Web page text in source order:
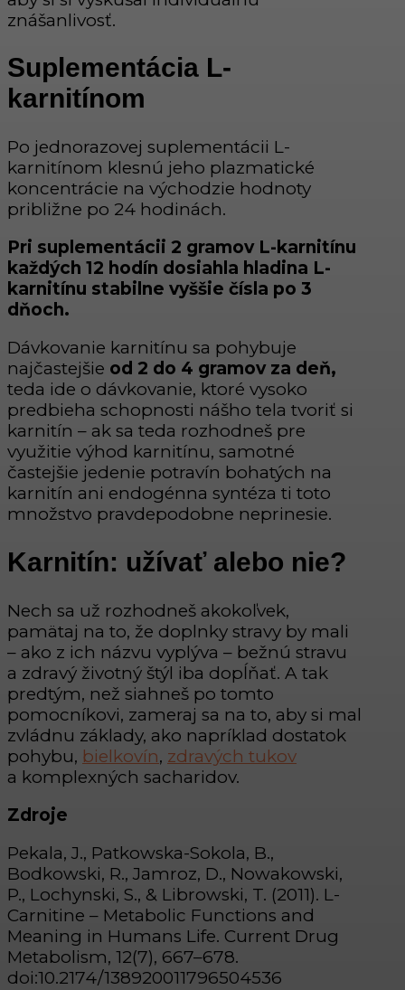
znášanlivosť.
Suplementácia L-
karnitínom
Po jednorazovej suplementácii L-
karnitínom klesnú jeho plazmatické
koncentrácie na východzie hodnoty
približne po 24 hodinách.
Pri suplementácii 2 gramov L-karnitínu
každých 12 hodín dosiahla hladina L-
karnitínu stabilne vyššie čísla po 3
dňoch.
Dávkovanie karnitínu sa pohybuje
najčastejšie od 2 do 4 gramov za deň,
teda ide o dávkovanie, ktoré vysoko
predbieha schopnosti nášho tela tvoriť si
karnitín – ak sa teda rozhodneš pre
využitie výhod karnitínu, samotné
častejšie jedenie potravín bohatých na
karnitín ani endogénna syntéza ti toto
množstvo pravdepodobne neprinesie.
Karnitín: užívať alebo nie?
Nech sa už rozhodneš akokoľvek,
pamätaj na to, že doplnky stravy by mali
– ako z ich názvu vyplýva – bežnú stravu
a zdravý životný štýl iba dopĺňať. A tak
predtým, než siahneš po tomto
pomocníkovi, zameraj sa na to, aby si mal
zvládnu základy, ako napríklad dostatok
pohybu, bielkovín, zdravých tukov
a komplexných sacharidov.
Zdroje
Pekala, J., Patkowska-Sokola, B.,
Bodkowski, R., Jamroz, D., Nowakowski,
P., Lochynski, S., & Librowski, T. (2011). L-
Carnitine – Metabolic Functions and
Meaning in Humans Life. Current Drug
Metabolism, 12(7), 667–678.
doi:10.2174/138920011796504536